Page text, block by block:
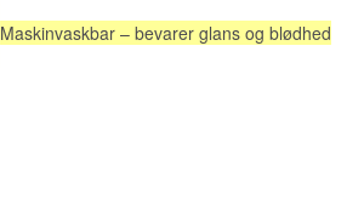
Maskinvaskbar – bevarer glans og blødhed